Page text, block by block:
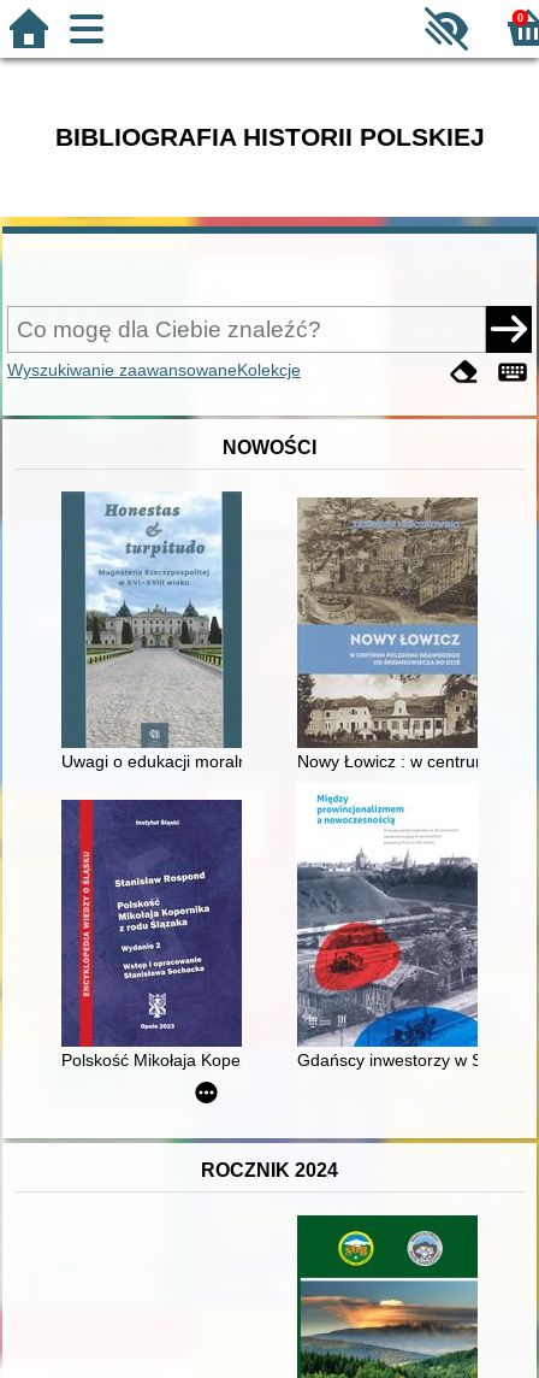
0
BIBLIOGRAFIA HISTORII POLSKIEJ
Wyszukiwanie zaawansowaneKolekcje
NOWOŚCI
Uwagi o edukacji moralnej synów szlacheckich w XVI-
Nowy Łowicz : w centrum
Polskość Mikołaja Kopernika z rodu Ślązaka
Gdańscy inwestorzy w
ROCZNIK 2024